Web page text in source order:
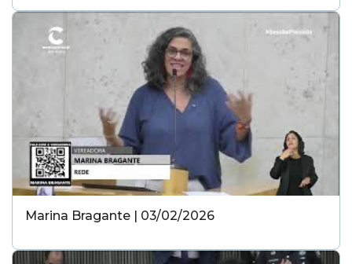
Marina Bragante | 03/02/2026